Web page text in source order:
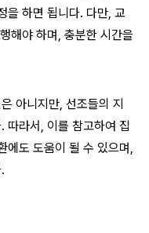
을 하면 됩니다. 다만, 교
해야 하며, 충분한 시간을
아니지만, 선조들의 지
따라서, 이를 참고하여 집
에도 도움이 될 수 있으며,